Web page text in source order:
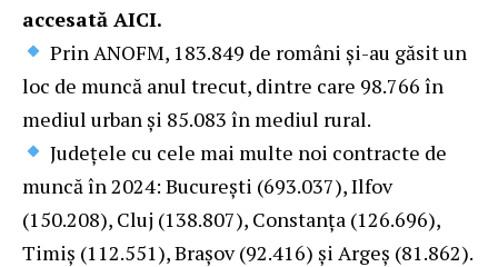
accesată AICI.
Prin ANOFM, 183.849 de români și-au găsit un
loc de muncă anul trecut, dintre care 98.766 în
mediul urban și 85.083 în mediul rural.
Județele cu cele mai multe noi contracte de
muncă în 2024: București (693.037), Ilfov
(150.208), Cluj (138.807), Constanța (126.696),
Timiș (112.551), Brașov (92.416) și Argeș (81.862).